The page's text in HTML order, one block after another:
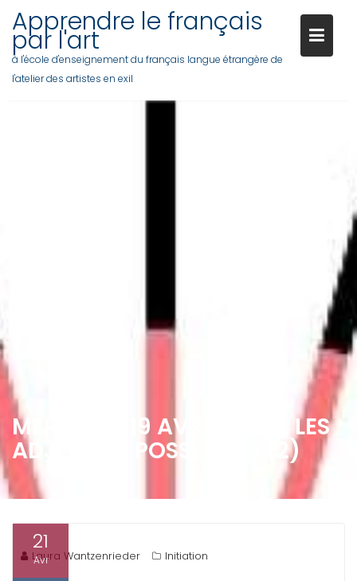
Apprendre le français
par l'art
à l'école d'enseignement du français langue étrangère de
l'atelier des artistes en exil
MERCREDI 19 AVRIL 2023 : LES
ADJECTIFS POSSESSIFS (2)
21
Avr
Laura Wantzenrieder Initiation